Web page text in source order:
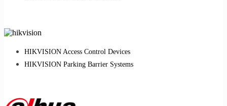
HIKVISION Access Control Devices
HIKVISION Parking Barrier Systems